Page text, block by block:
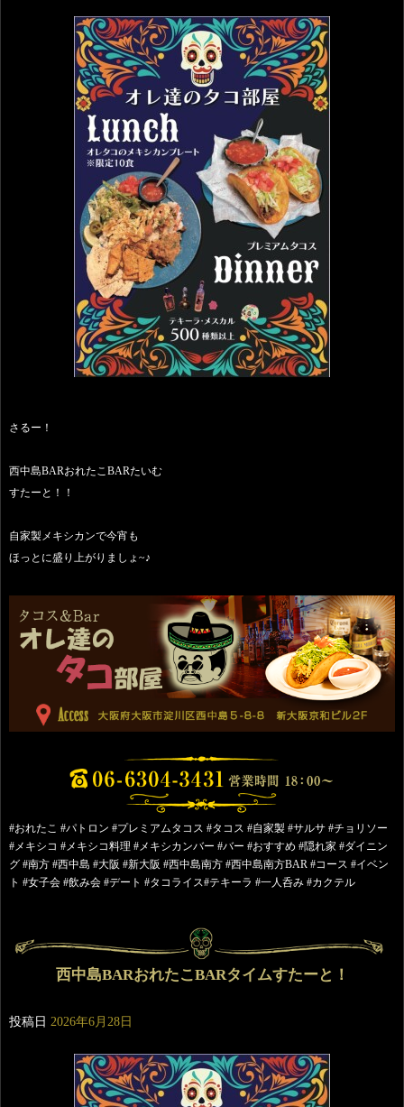
さるー！
西中島BARおれたこBARたいむ
すたーと！！
自家製メキシカンで今宵も
ほっとに盛り上がりましょ~♪
#おれたこ #パトロン #プレミアムタコス #タコス #自家製 #サルサ #チョリソー
#メキシコ #メキシコ料理 #メキシカンバー #バー #おすすめ #隠れ家 #ダイニン
グ #南方 #西中島 #大阪 #新大阪 #西中島南方 #西中島南方BAR #コース #イベン
ト #女子会 #飲み会 #デート #タコライス#テキーラ #一人呑み #カクテル
西中島BARおれたこBARタイムすたーと！
投稿日 2026年6月28日